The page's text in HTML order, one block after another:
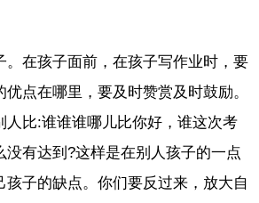
。在孩子面前，在孩子写作业时，要
点在哪里，要及时赞赏及时鼓励。
人比:谁谁谁哪儿比你好，谁这次考
没有达到?这样是在别人孩子的一点
孩子的缺点。你们要反过来，放大自